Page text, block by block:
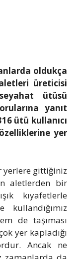
oldukça
üreticisi
ütüsü
yanıt
ütü kullanıcı
yer
yerlere gittiğiniz
aletlerden bir
kıyafetlerle
de taşıması
yer kapladığı
Ancak ne